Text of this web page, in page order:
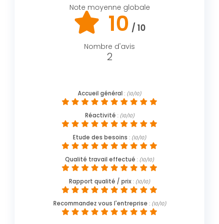
Note moyenne globale
10 / 10
Nombre d'avis
2
Accueil général : (10/10)
Réactivité : (10/10)
Etude des besoins : (10/10)
Qualité travail effectué : (10/10)
Rapport qualité / prix: (10/10)
Recommandez vous l'entreprise : (10/10)